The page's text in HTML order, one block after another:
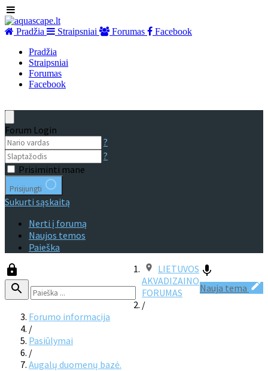
Pradžia Straipsniai Forumas
Facebook
Pradžia
Straipsniai
Forumas
Facebook
Forum Login
?
?
Prisiminti mane
Prisijungti
Sukurti sąskaitą
Nerti į forumą
Naujos temos
Paieška
Nauja tema
LIETUVOS
AKVADIZAINO
FORUMAS
/
Forumo informacija
/
Pasiūlymai
/
Augalų duomenų bazė.